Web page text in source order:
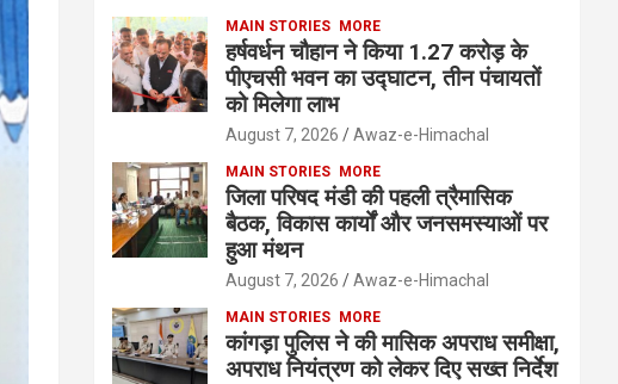
MAIN STORIES MORE
हर्षवर्धन चौहान ने किया 1.27 करोड़ के
पीएचसी भवन का उद्घाटन, तीन पंचायतों
को मिलेगा लाभ
August 7, 2026 Awaz-e-Himachal
MAIN STORIES MORE
जिला परिषद मंडी की पहली त्रैमासिक
बैठक, विकास कार्यों और जनसमस्याओं पर
हुआ मंथन
August 7, 2026 Awaz-e-Himachal
MAIN STORIES MORE
कांगड़ा पुलिस ने की मासिक अपराध समीक्षा,
अपराध नियंत्रण को लेकर दिए सख्त निर्देश